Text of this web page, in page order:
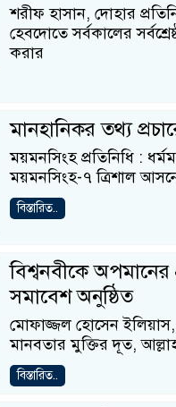
শরীফ হাসান, দোহার
হেবদোতে সর্বকালের
করার
মানহানিকর তথ্য
ময়মনসিংহ প্রতিনিধি :
ময়মনসিংহ-৭ ত্রিশাল
বিস্তারিত..
বিশ্বনবীকে
সমাবেশ অনুষ্ঠিত
মোফাজ্জল হোসেন ইলিয়াস,
মানবতার মুক্তির দূত,
বিস্তারিত..